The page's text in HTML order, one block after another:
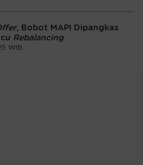
, Bobot MAPI Dipangkas
Rebalancing
WIB